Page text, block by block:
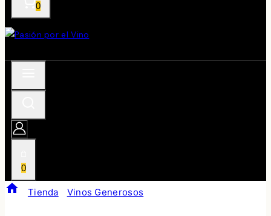
0
0
Tienda Vinos Generosos